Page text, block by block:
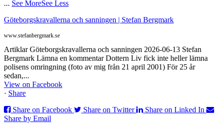
... See MoreSee Less
Göteborgskravallerna och sanningen | Stefan Bergmark
www.stefanbergmark.se
Artiklar Göteborgskravallerna och sanningen 2026-06-13 Stefan
Bergmark Lämna en kommentar Dottern Liv fick inte heller lämna
polisens omringning (foto av mig från 21 april 2001) För 25 år
sedan,...
View on Facebook
· Share
Share on Facebook
Share on Twitter
Share on Linked In
Share by Email